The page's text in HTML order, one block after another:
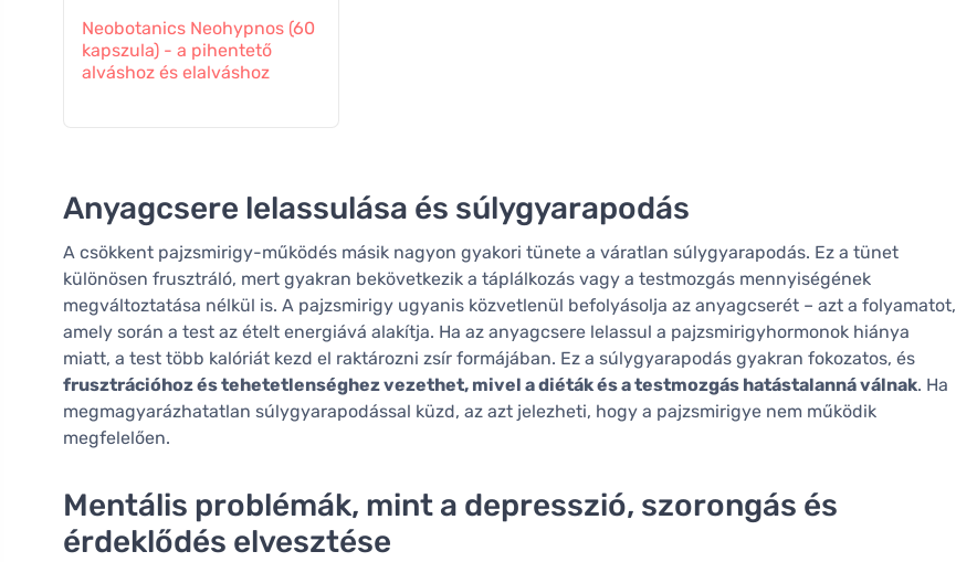
Neobotanics Neohypnos (60
kapszula) - a pihentető
alváshoz és elalváshoz
Anyagcsere lelassulása és súlygyarapodás
A csökkent pajzsmirigy-működés másik nagyon gyakori tünete a váratlan súlygyarapodás. Ez a tünet
különösen frusztráló, mert gyakran bekövetkezik a táplálkozás vagy a testmozgás mennyiségének
megváltoztatása nélkül is. A pajzsmirigy ugyanis közvetlenül befolyásolja az anyagcserét – azt a folyamatot,
amely során a test az ételt energiává alakítja. Ha az anyagcsere lelassul a pajzsmirigyhormonok hiánya
miatt, a test több kalóriát kezd el raktározni zsír formájában. Ez a súlygyarapodás gyakran fokozatos, és
frusztrációhoz és tehetetlenséghez vezethet, mivel a diéták és a testmozgás hatástalanná válnak. Ha
megmagyarázhatatlan súlygyarapodással küzd, az azt jelezheti, hogy a pajzsmirigye nem működik
megfelelően.
Mentális problémák, mint a depresszió, szorongás és
érdeklődés elvesztése